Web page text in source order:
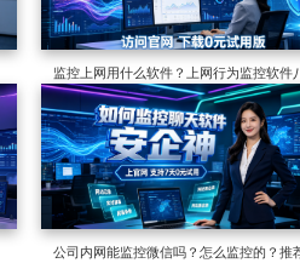
监控上网用什么软件？上网行为监控软件
功能科普，防摸鱼利器
公司内网能监控微信吗？怎么监控的？推